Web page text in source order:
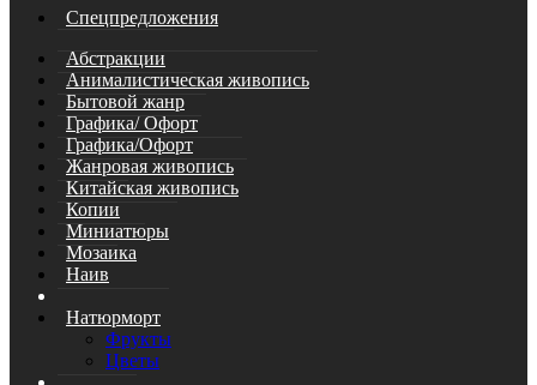
Спецпредложения
Абстракции
Анималистическая живопись
Бытовой жанр
Графика/ Офорт
Графика/Офорт
Жанровая живопись
Китайская живопись
Копии
Миниатюры
Мозаика
Наив
Натюрморт
Фрукты
Цветы